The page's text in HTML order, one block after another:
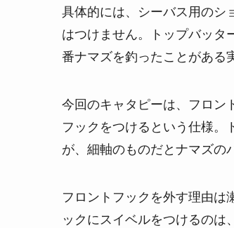
具体的には、シーバス用のシ
はつけません。トップバッタ
番ナマズを釣ったことがある
今回のキャタピーは、フロン
フックをつけるという仕様
が、細軸のものだとナマズの
フロントフックを外す理由は
ックにスイベルをつけるのは